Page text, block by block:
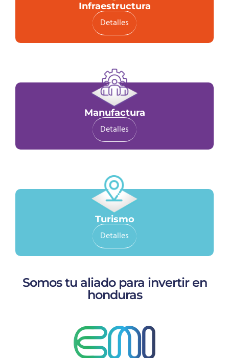
Infraestructura
Detalles
Manufactura
Detalles
Turismo
Detalles
Somos tu aliado para invertir en
honduras